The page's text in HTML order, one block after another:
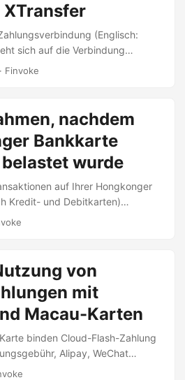
(Englisch:
sich auf die Verbindung
Clearing System (IBPS)
fö...
Finvoke
nachdem
Bankkarte
wurde
auf Ihrer Hongkonger
Kredit- und Debitkarten)
Ruhe und handeln Sie schnell.
Empfohlene
über Bankkonten und
Sie hier, um der
und die neuesten
🛑 Schritt 1: Karte über die APP
die kartenausgebende Bank
Sie die Karte über die APP....
von
mit
Macau-Karten
binden Cloud-Flash-Zahlung
Alipay, WeChat
es fallen